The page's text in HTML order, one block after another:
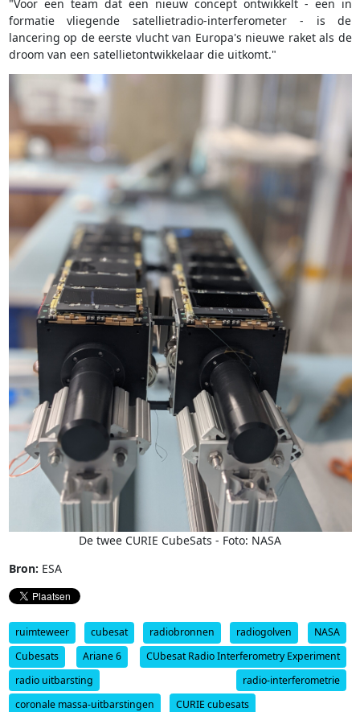
"Voor een team dat een nieuw concept ontwikkelt - een in
formatie vliegende satellietradio-interferometer - is de
lancering op de eerste vlucht van Europa's nieuwe raket als de
droom van een satellietontwikkelaar die uitkomt."
De twee CURIE CubeSats - Foto: NASA
Bron: ESA
ruimteweer cubesat radiobronnen radiogolven
NASA
Cubesats
Ariane 6
CUbesat Radio Interferometry Experiment
radio uitbarsting
radio-interferometrie
coronale massa-uitbarstingen
CURIE cubesats